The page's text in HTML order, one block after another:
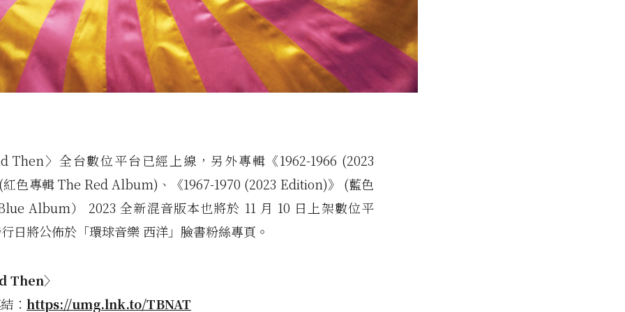
Then〉全台數位平台已經上線，另外專輯《1962-1966 (2023
色專輯 The Red Album)、《1967-1970 (2023 Edition)》 (藍色
Album） 2023 全新混音版本也將於 11 月 10 日上架數位平
日將公佈於「環球音樂 西洋」臉書粉絲專頁。
Then〉
： https://umg.lnk.to/TBNAT